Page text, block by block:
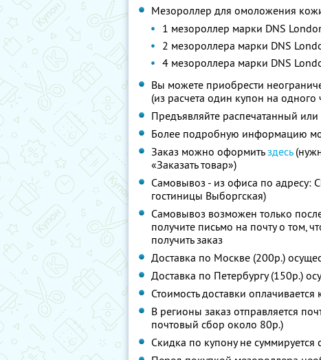
Мезороллер для омоложения
1 мезороллер марки DNS
2 мезороллера марки DNS
4 мезороллера марки DNS
Вы можете приобрести
(из расчета один купон на одного
Предъявляйте распечатанный
Более подробную информацию
Заказ можно оформитьздесь
«Заказать товар»)
Самовывоз - из офиса по адресу:
гостиницы Выборгская)
Самовывоз возможен только
получите письмо на почту о том,
получить заказ
Доставка по Москве (200р.)
Доставка по Петербургу (150р.)
Стоимость доставки
В регионы заказ отправляется
почтовый сбор около 80р.)
Скидка по купону не